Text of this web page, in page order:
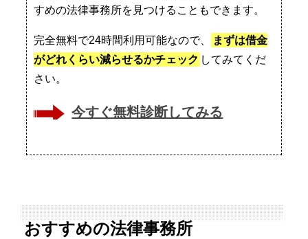
すめの法律事務所を見つけることもできます。
完全無料で24時間利用可能なので、
まずは借金
がどれくらい減らせるかチェック してみてくだ
さい。
今すぐ無料診断してみる
おすすめの法律事務所